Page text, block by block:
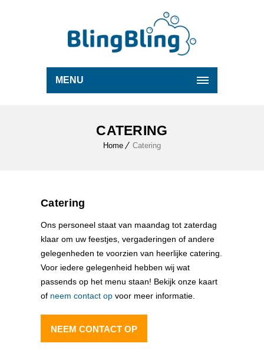
MENU
CATERING
Home Catering
Catering
Ons personeel staat van maandag tot zaterdag
klaar om uw feestjes, vergaderingen of andere
gelegenheden te voorzien van heerlijke catering.
Voor iedere gelegenheid hebben wij wat
passends op het menu staan! Bekijk onze kaart
of neem contact op voor meer informatie.
NEEM CONTACT OP